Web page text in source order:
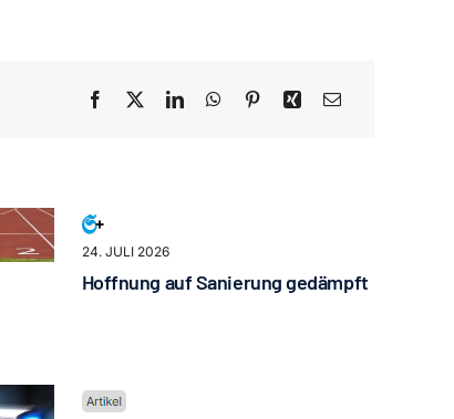
24. JULI 2026
Hoffnung auf Sanierung gedämpft